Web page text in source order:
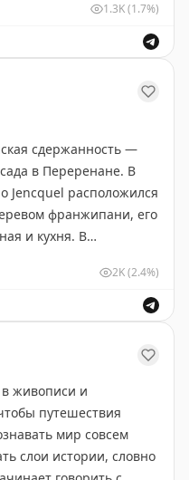
1.3K(1.7%)
сдержанность —
в Переренане. В
Jencquel расположился
франжипани, его
и кухня. В
2K(2.4%)
живописи и
путешествия
мир совсем
слои истории, словно